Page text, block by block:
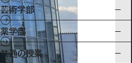
芸術学部
薬学部
共通の授業